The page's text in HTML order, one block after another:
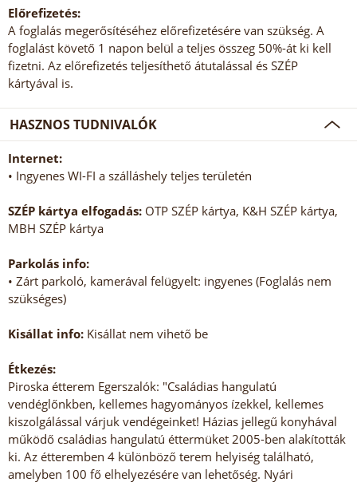
Előrefizetés:
A foglalás megerősítéséhez előrefizetésére van szükség. A
foglalást követő 1 napon belül a teljes összeg 50%-át ki kell
fizetni. Az előrefizetés teljesíthető átutalással és SZÉP
kártyával is.
HASZNOS TUDNIVALÓK
Internet:
• Ingyenes WI-FI a szálláshely teljes területén
SZÉP kártya elfogadás: OTP SZÉP kártya, K&H SZÉP kártya,
MBH SZÉP kártya
Parkolás info:
• Zárt parkoló, kamerával felügyelt: ingyenes (Foglalás nem
szükséges)
Kisállat info: Kisállat nem vihető be
Étkezés:
Piroska étterem Egerszalók: "Családias hangulatú
vendéglőnkben, kellemes hagyományos ízekkel, kellemes
kiszolgálással várjuk vendégeinket! Házias jellegű konyhával
működő családias hangulatú éttermüket 2005-ben alakították
ki. Az étteremben 4 különböző terem helyiség található,
amelyben 100 fő elhelyezésére van lehetőség. Nyári